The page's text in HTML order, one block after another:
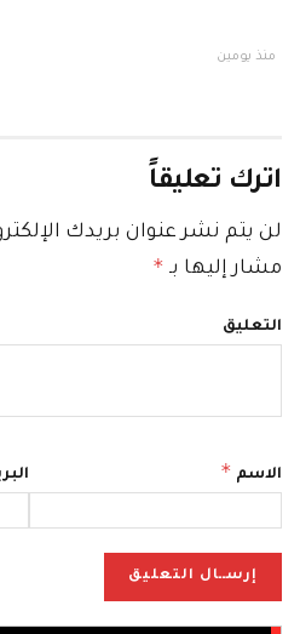
منذ يومين
اترك تعليقاً
لن يتم نشر عنوان بريدك
مشار إليها بـ *
التعليق
الاسم *